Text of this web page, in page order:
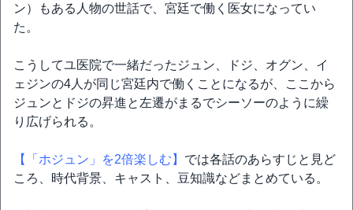
ン）もある人物の世話で、宮廷で働く医女になってい
た。
こうしてユ医院で一緒だったジュン、ドジ、オグン、イ
ェジンの4人が同じ宮廷内で働くことになるが、ここから
ジュンとドジの昇進と左遷がまるでシーソーのように繰
り広げられる。
【「ホジュン」を2倍楽しむ】 では各話のあらすじと見ど
ころ、時代背景、キャスト、豆知識などまとめている。